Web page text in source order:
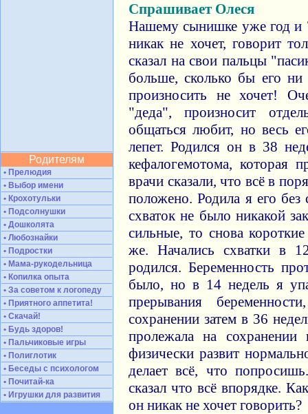
Родителям
• Прелюдия
• Выбор имени
• Крохотульки
• Подсолнушки
• Дошколята
• Любознайки
• Подростки
• Мама-рукодельница
• Копилка опыта
• За советом к логопеду
• Приятного аппетита!
• Скачай!
• Будь здоров!
• Пальчиковые игры
• Полиглотик
• Беседы с психологом
• Почитай-ка
• Игрушки для развития
Спрашивает Олеся
Нашему сынишке уже год и
никак не хочет, говорит
сказал на свои пальцы
больше, сколько бы его
произносить не хочет!
"деда", произносит
общаться любит, но весь
лепет. Родился он в 38
кефалогемотома, которая
врачи сказали, что всё в
положено. Родила я его без
схваток не было никакой
сильные, то снова
же. Начались схватки в
родился. Беременность
было, но в 14 недель я
прерывания
сохранении затем в 36
пролежала на
физически развит
делает всё, что
сказал что всё впорядке.
он никак не хочет говорить?